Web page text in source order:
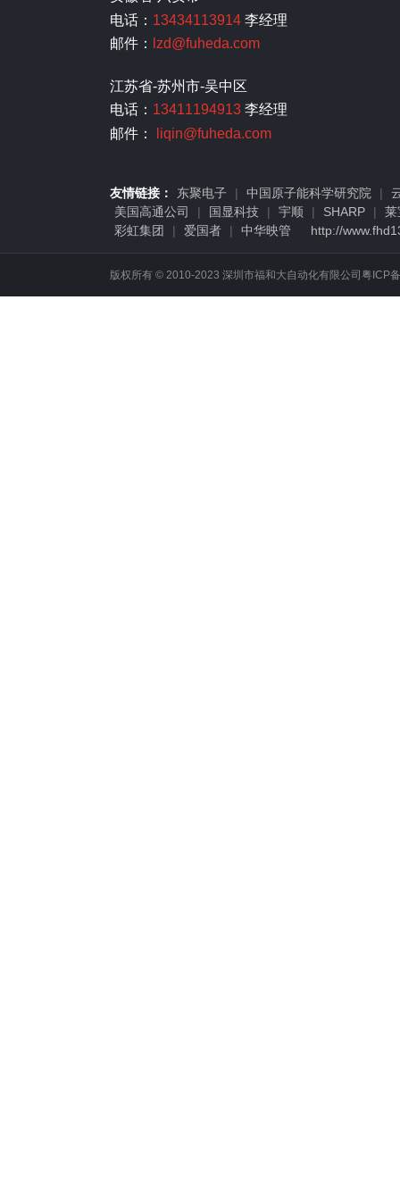
电话： 13434113914李经理
邮件：
lzd@fuheda.com
江苏省-苏州市-吴中区
电话： 13411194913李经理
邮件：
liqin@fuheda.com
友情链接： 东聚电子 | 中国原子能科学研究院 |
美国高通公司
| 国显科技 | 宇顺 | SHARP |
莱
彩虹集团
| 爱国者 | 中华映管 http://
版权所有 © 2010-2023 深圳市福和大自动化有限公司粤ICP